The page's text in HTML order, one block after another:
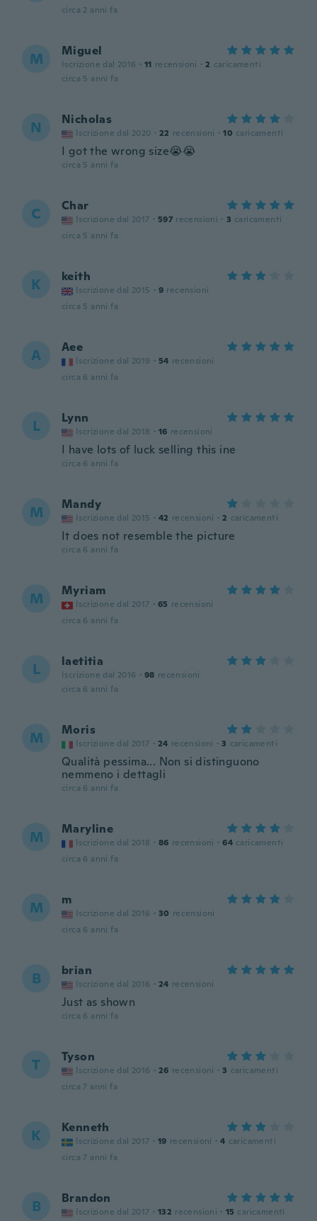
circa 2 anni fa
M Miguel
Iscrizione dal 2016 · 11 recensioni · 2 caricamenti
circa 5 anni fa
N Nicholas
Iscrizione dal 2020 · 22 recensioni · 10 caricamenti
I got the wrong size😭😭
circa 5 anni fa
C Char
Iscrizione dal 2017 · 597 recensioni · 3 caricamenti
circa 5 anni fa
K keith
Iscrizione dal 2015 · 9 recensioni
circa 5 anni fa
A Aee
Iscrizione dal 2019 · 54 recensioni
circa 6 anni fa
L Lynn
Iscrizione dal 2018 · 16 recensioni
I have lots of luck selling this ine
circa 6 anni fa
M Mandy
Iscrizione dal 2015 · 42 recensioni · 2 caricamenti
It does not resemble the picture
circa 6 anni fa
M Myriam
Iscrizione dal 2017 · 65 recensioni
circa 6 anni fa
L laetitia
Iscrizione dal 2016 · 98 recensioni
circa 6 anni fa
M Moris
Iscrizione dal 2017 · 24 recensioni · 3 caricamenti
Qualità pessima... Non si distinguono
nemmeno i dettagli
circa 6 anni fa
M Maryline
Iscrizione dal 2018 · 86 recensioni · 64 caricamenti
circa 6 anni fa
M m
Iscrizione dal 2016 · 30 recensioni
circa 6 anni fa
B brian
Iscrizione dal 2016 · 24 recensioni
Just as shown
circa 6 anni fa
T Tyson
Iscrizione dal 2016 · 26 recensioni · 3 caricamenti
circa 7 anni fa
K Kenneth
Iscrizione dal 2017 · 19 recensioni · 4 caricamenti
circa 7 anni fa
B Brandon
Iscrizione dal 2017 · 132 recensioni · 15 caricamenti